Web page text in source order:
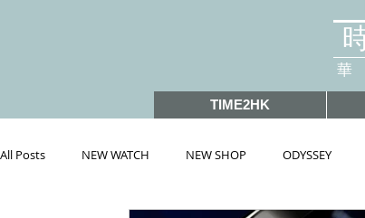
TIME2HK
All Posts NEW WATCH NEW SHOP ODYSSEY